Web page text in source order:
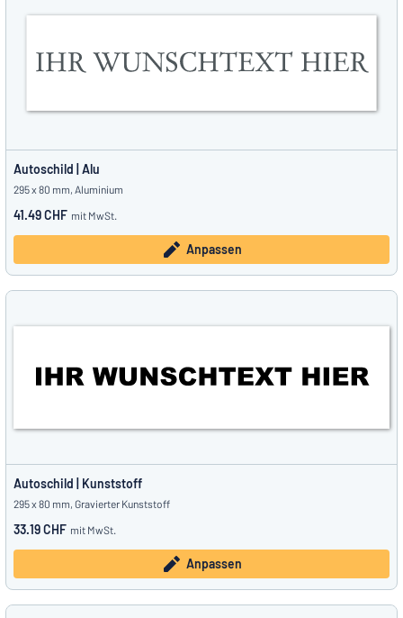
Autoschild | Alu
295 x 80 mm, Aluminium
41.49 CHF mit MwSt.
Anpassen
Autoschild | Kunststoff
295 x 80 mm, Gravierter Kunststoff
33.19 CHF mit MwSt.
Anpassen